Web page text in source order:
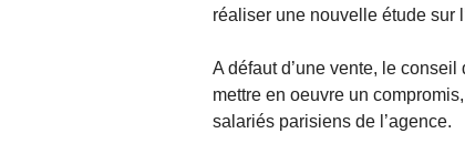
réaliser une nouvelle étude sur
A défaut d’une vente, le
mettre en oeuvre un
salariés parisiens de l’agence.